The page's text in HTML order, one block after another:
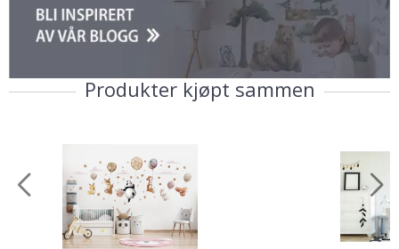
Produkter kjøpt sammen